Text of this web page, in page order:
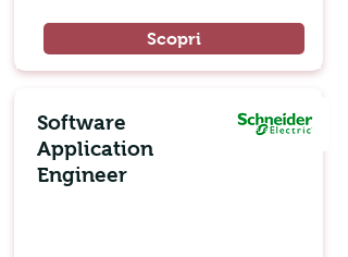
Scopri
Software
Application
Engineer